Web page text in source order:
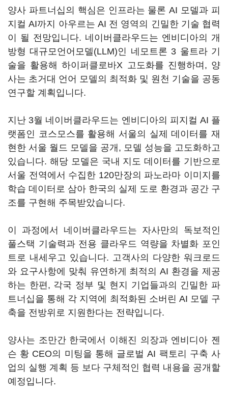
양사 파트너십의 핵심은 인프라는 물론 AI 모델과 피
지컬 AI까지 아우르는 AI 전 영역의 긴밀한 기술 협력
이 될 전망입니다. 네이버클라우드는 엔비디아의 개
방형 대규모언어모델(LLM)인 네모트론 3 울트라 기
술을 활용해 하이퍼클로바X 고도화를 진행하며, 양
사는 초거대 언어 모델의 최적화 및 원천 기술을 공동
연구할 계획입니다.
지난 3월 네이버클라우드는 엔비디아의 피지컬 AI 플
랫폼인 코스모스를 활용해 서울의 실제 데이터를 재
현한 서울 월드 모델을 공개, 모델 성능을 고도화하고
있습니다. 해당 모델은 국내 지도 데이터를 기반으로
서울 전역에서 수집한 120만장의 파노라마 이미지를
학습 데이터로 삼아 한국의 실제 도로 환경과 공간 구
조를 구현해 주목받았습니다.
이 과정에서 네이버클라우드는 자사만의 독보적인
풀스택 기술력과 전용 클라우드 역량을 차별화 포인
트로 내세우고 있습니다. 고객사의 다양한 워크로드
와 요구사항에 맞춰 유연하게 최적의 AI 환경을 제공
하는 한편, 각국 정부 및 현지 기업들과의 긴밀한 파
트너십을 통해 각 지역에 최적화된 소버린 AI 모델 구
축을 전방위로 지원한다는 전략입니다.
양사는 조만간 한국에서 이해진 의장과 엔비디아 젠
슨 황 CEO의 미팅을 통해 글로벌 AI 팩토리 구축 사
업의 실행 계획 등 보다 구체적인 협력 내용을 공개할
예정입니다.